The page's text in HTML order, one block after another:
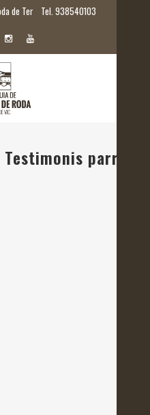
de Ter Tel. 938540103